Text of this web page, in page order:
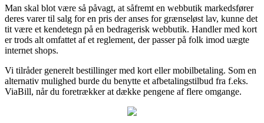
Man skal blot være så påvagt, at såfremt en webbutik markedsfører
deres varer til salg for en pris der anses for grænseløst lav, kunne det
tit være et kendetegn på en bedragerisk webbutik. Handler med kort
er trods alt omfattet af et reglement, der passer på folk imod uægte
internet shops.
Vi tilråder generelt bestillinger med kort eller mobilbetaling. Som en
alternativ mulighed burde du benytte et afbetalingstilbud fra f.eks.
ViaBill, når du foretrækker at dække pengene af flere omgange.